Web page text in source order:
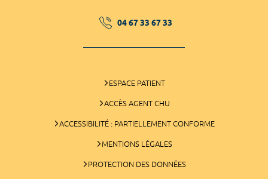
04 67 33 67 33
ESPACE PATIENT
ACCÈS AGENT CHU
ACCESSIBILITÉ : PARTIELLEMENT CONFORME
MENTIONS LÉGALES
PROTECTION DES DONNÉES